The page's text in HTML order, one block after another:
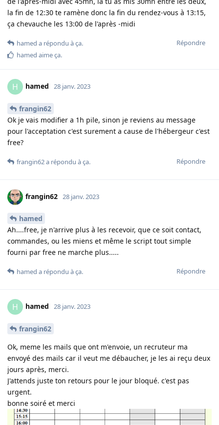
la fin de 12:30 te ramène donc la fin du rendez-vous à 13:15,
ça chevauche les 13:00 de l'après -midi
Répondre
hamed a répondu à ça.
hamed aime ça.
H hamed 28 janv. 2023
frangin62
Ok je vais modifier a 1h pile, sinon je reviens au message
pour l'acceptation c'est surement a cause de l'hébergeur c'est
free?
Répondre
frangin62a répondu à ça.
frangin62 28 janv. 2023
hamed
Ah....free, je n'arrive plus à les recevoir, que ce soit contact,
commandes, ou les miens et même le script tout simple
fourni par free ne marche plus.....
Répondre
hamed a répondu à ça.
H hamed 28 janv. 2023
frangin62
Ok, meme les mails que ont m'envoie, un recruteur ma
envoyé des mails car il veut me débaucher, je les ai reçu deux
jours après, merci.
J'attends juste ton retours pour le jour bloqué. c'est pas
urgent.
bonne soiré et merci